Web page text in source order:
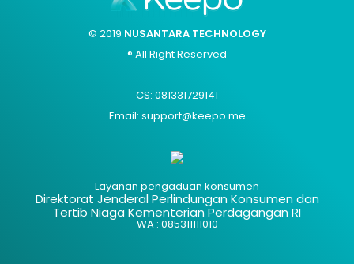
© 2019 NUSANTARA TECHNOLOGY
® All Right Reserved
CS: 081331729141
Email: support@keepo.me
Layanan pengaduan konsumen
Direktorat Jenderal Perlindungan Konsumen dan
Tertib Niaga Kementerian Perdagangan RI
WA : 085311111010